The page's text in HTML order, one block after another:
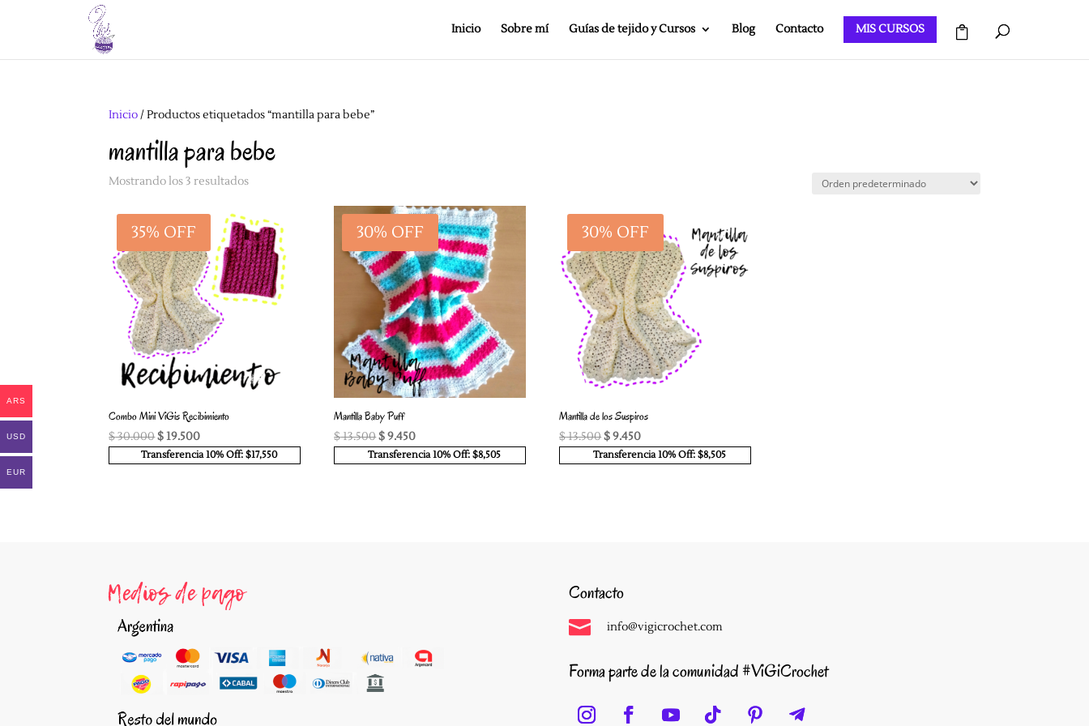
Inicio Sobre mí Guías de tejido y Cursos Blog Contacto MIS CURSOS
Inicio/ Productos etiquetados “mantilla para bebe”
mantilla para bebe
Mostrando los 3 resultados
35% OFF
Combo Mini ViGis Recibimiento
$30.000El
precio
$19.500El
precio
Transferencia 10% Off: $17,550
30% OFF
Mantilla Baby Puff
$13.500El
precio
$9.450El
precio
Transferencia 10% Off: $8,505
30% OFF
Mantilla de los Suspiros
$13.500El
precio
$9.450El
precio
Transferencia 10% Off: $8,505
Medios de pago Contacto
 info@vigicrochet.com
Forma parte de la comunidad #ViGiCrochet
ARS
USD
EUR